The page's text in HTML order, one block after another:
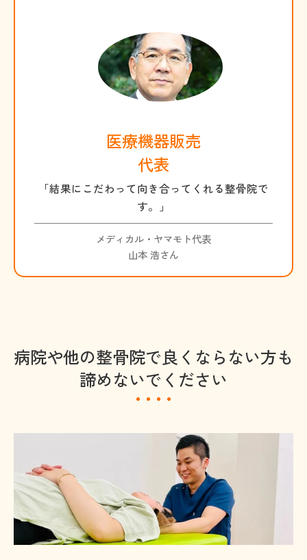
医療機器販売
代表
「結果にこだわって向き合ってくれる整骨院で
す。」
メディカル・ヤマモト代表
山本 浩さん
病院や他の整骨院で良くならない方も
諦めないでください